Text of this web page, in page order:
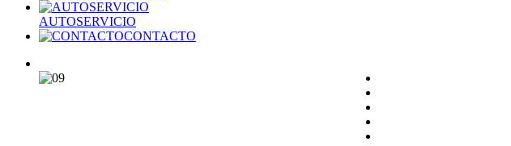
AUTOSERVICIO
CONTACTO